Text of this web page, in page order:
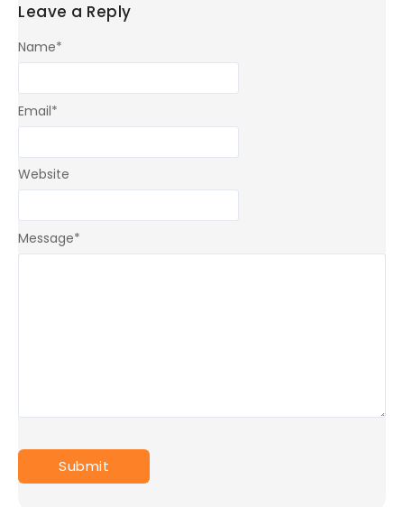
Leave a Reply
Message*
Name*
Email*
Website